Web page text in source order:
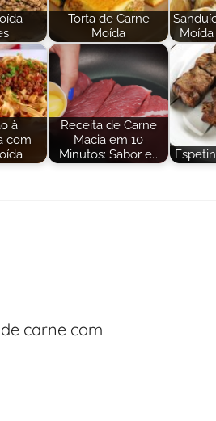
Torta de Carne
Moída
à
com
Receita de Carne
Macia em 10
Minutos: Sabor e…
carne com